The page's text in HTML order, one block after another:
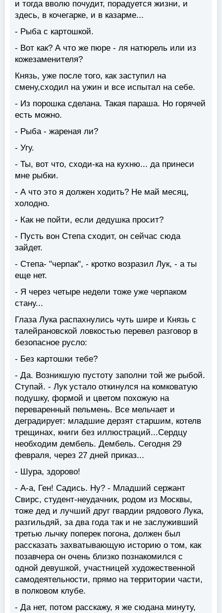
и тогда вволю почудит, порадуется жизни, и
здесь, в кочегарке, и в казарме...
- Рыба с картошкой.
- Вот как? А что же пюре - ля натюрель или из
кожезаменителя?
Князь, уже после того, как заступил на
смену,сходил на ужин и все испытал на себе.
- Из порошка сделана. Такая параша. Но горячей
есть можно.
- Рыба - жареная ли?
- Угу.
- Ты, вот что, сходи-ка на кухню... да принеси
мне рыбки.
- А что это я должен ходить? Не май месяц,
холодно.
- Как не пойти, если дедушка просит?
- Пусть вон Степа сходит, он сейчас сюда
зайдет.
- Степа- "черпак", - кротко возразил Лук, - а ты
еще нет.
- Я через четыре недели тоже уже черпаком
стану...
Глаза Лука распахнулись чуть шире и Князь с
талейрановской ловкостью перевел разговор в
безопасное русло:
- Без картошки тебе?
- Да. Возникшую пустоту заполни той же рыбой.
Ступай. - Лук устало откинулся на комковатую
подушку, формой и цветом похожую на
переваренный пельмень. Все мельчает и
деградирует: младшие дерзят старшим, котелв
трещинах, книги без иллюстраций...Сердцу
необходим дембель. Дембель. Сегодня 29
февраля, через 27 дней приказ...
- Шура, здорово!
- А-а, Ген! Садись. Ну? - Младший сержант
Свирс, студент-неудачник, родом из Москвы,
тоже дед и лучший друг гвардии рядового Лука,
разгильдяй, за два года так и не заслуживший
третью лычку поперек погона, должен был
рассказать захватывающую историю о том, как
позавчера он очень близко познакомился с
одной девушкой, участницей художественной
самодеятельности, прямо на территории части,
в полковом клубе.
- Да нет, потом расскажу, я же сюдана минуту,